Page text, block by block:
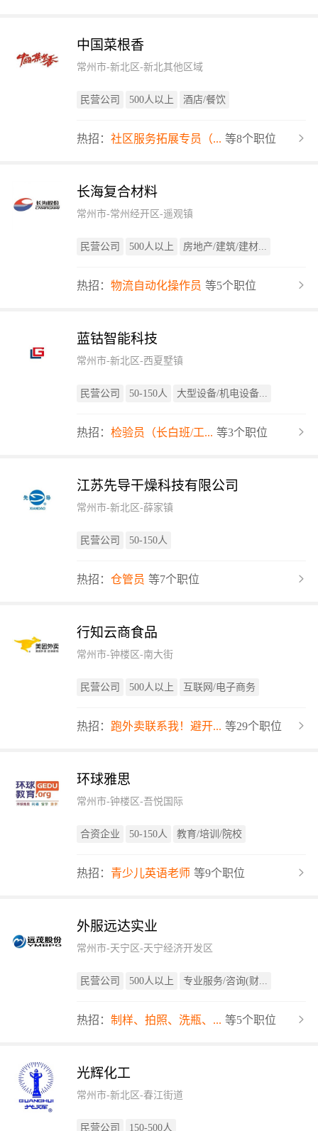
中国菜根香
常州市-新北区-新北其他区域
民营公司 500人以上 酒店/餐饮
热招： 社区服务拓展专员（... 等8个职位
长海复合材料
常州市-常州经开区-遥观镇
民营公司 500人以上 房地产/建筑/建材...
热招： 物流自动化操作员 等5个职位
蓝钴智能科技
常州市-新北区-西夏墅镇
民营公司 50-150人 大型设备/机电设备...
热招： 检验员（长白班/工... 等3个职位
江苏先导干燥科技有限公司
常州市-新北区-薛家镇
民营公司 50-150人
热招： 仓管员 等7个职位
行知云商食品
常州市-钟楼区-南大街
民营公司 500人以上 互联网/电子商务
热招： 跑外卖联系我！避开... 等29个职位
环球雅思
常州市-钟楼区-吾悦国际
合资企业 50-150人 教育/培训/院校
热招： 青少儿英语老师 等9个职位
外服远达实业
常州市-天宁区-天宁经济开发区
民营公司 500人以上 专业服务/咨询(财...
热招： 制样、拍照、洗瓶、... 等5个职位
光辉化工
常州市-新北区-春江街道
民营公司 150-500人